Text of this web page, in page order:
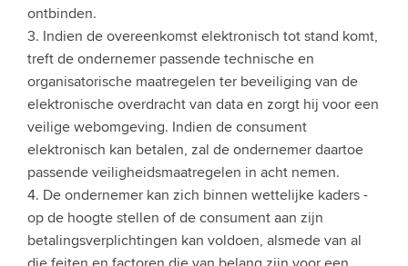
ontbinden.
3. Indien de overeenkomst elektronisch tot stand komt,
treft de ondernemer passende technische en
organisatorische maatregelen ter beveiliging van de
elektronische overdracht van data en zorgt hij voor een
veilige webomgeving. Indien de consument
elektronisch kan betalen, zal de ondernemer daartoe
passende veiligheidsmaatregelen in acht nemen.
4. De ondernemer kan zich binnen wettelijke kaders -
op de hoogte stellen of de consument aan zijn
betalingsverplichtingen kan voldoen, alsmede van al